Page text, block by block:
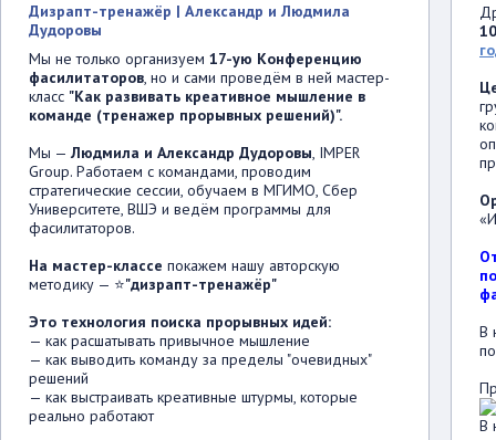
Дизрапт-тренажёр | Александр и Людмила
Дудоровы
Мы не только организуем 17-ую Конференцию
фасилитаторов, но и сами проведём в ней мастер-
класс "Как развивать креативное мышление в
команде (тренажер прорывных решений)".
Мы —Людмила и Александр Дудоровы, IMPER
Group. Работаем с командами, проводим
стратегические сессии, обучаем в МГИМО, Сбер
Университете, ВШЭ и ведём программы для
фасилитаторов.
На мастер-классе покажем нашу авторскую
методику — ⭐"дизрапт-тренажёр"
Это технология поиска прорывных идей:
— как расшатывать привычное мышление
— как выводить команду за пределы "очевидных"
решений
— как выстраивать креативные штурмы, которые
реально работают
В
В